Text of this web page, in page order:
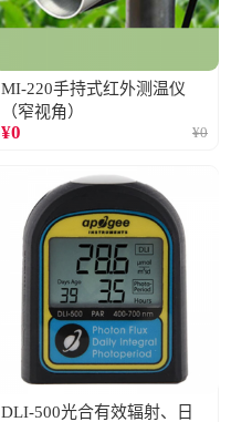
MI-220手持式红外测温仪
（窄视角）
¥0 ¥0
DLI-500光合有效辐射、日